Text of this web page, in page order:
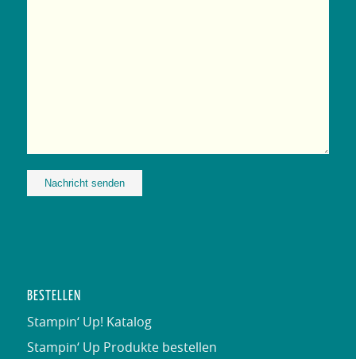
BESTELLEN
Stampin‘ Up! Katalog
Stampin‘ Up Produkte bestellen